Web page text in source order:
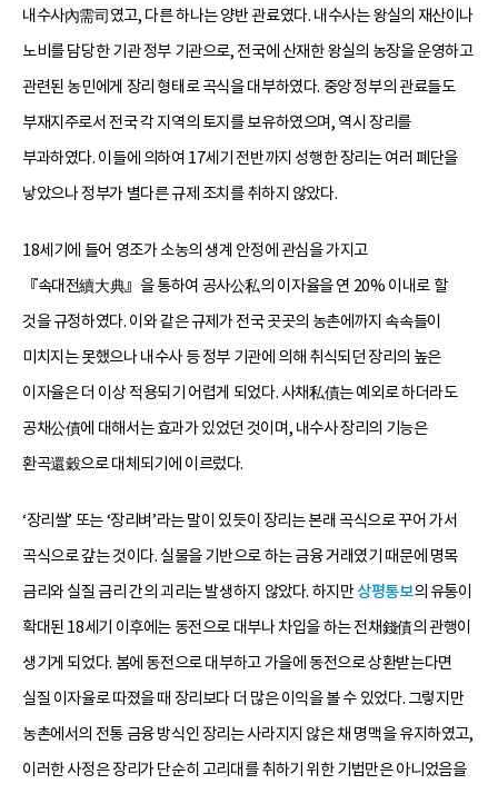
내수사內需司였고, 다른 하나는 양반 관료였다. 내수사는 왕실의 재산이나
노비를 담당한 기관 정부 기관으로, 전국에 산재한 왕실의 농장을 운영하고
관련된 농민에게 장리 형태로 곡식을 대부하였다. 중앙 정부의 관료들도
부재지주로서 전국 각 지역의 토지를 보유하였으며, 역시 장리를
부과하였다. 이들에 의하여 17세기 전반까지 성행한 장리는 여러 폐단을
낳았으나 정부가 별다른 규제 조치를 취하지 않았다.
18세기에 들어 영조가 소농의 생계 안정에 관심을 가지고
『속대전續大典』을 통하여 공사公私의 이자율을 연 20% 이내로 할
것을 규정하였다. 이와 같은 규제가 전국 곳곳의 농촌에까지 속속들이
미치지는 못했으나 내수사 등 정부 기관에 의해 취식되던 장리의 높은
이자율은 더 이상 적용되기 어렵게 되었다. 사채私債는 예외로 하더라도
공채公債에 대해서는 효과가 있었던 것이며, 내수사 장리의 기능은
환곡還穀으로 대체되기에 이르렀다.
‘장리쌀’ 또는 ‘장리벼’라는 말이 있듯이 장리는 본래 곡식으로 꾸어 가서
곡식으로 갚는 것이다. 실물을 기반으로 하는 금융 거래였기 때문에 명목
금리와 실질 금리 간의 괴리는 발생하지 않았다. 하지만 상평통보의 유통이
확대된 18세기 이후에는 동전으로 대부나 차입을 하는 전채錢債의 관행이
생기게 되었다. 봄에 동전으로 대부하고 가을에 동전으로 상환받는다면
실질 이자율로 따졌을 때 장리보다 더 많은 이익을 볼 수 있었다. 그렇지만
농촌에서의 전통 금융 방식인 장리는 사라지지 않은 채 명맥을 유지하였고,
이러한 사정은 장리가 단순히 고리대를 취하기 위한 기법만은 아니었음을